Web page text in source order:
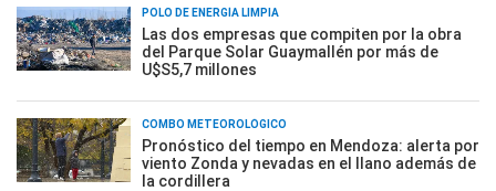
POLO DE ENERGÍA LIMPIA
Las dos empresas que compiten por la obra
del Parque Solar Guaymallén por más de
U$S5,7 millones
COMBO METEOROLÓGICO
Pronóstico del tiempo en Mendoza: alerta por
viento Zonda y nevadas en el llano además de
la cordillera